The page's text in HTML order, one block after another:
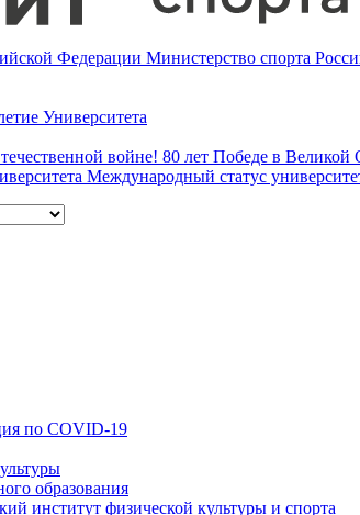
Министерство спорта
Университета
80 лет Победе в Великой
Международный статус
по COVID-19
образования
институт физической культуры и спорта